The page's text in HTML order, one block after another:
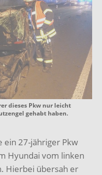
dieses Pkw nur leicht
gehabt haben.
ein 27-jähriger Pkw
Hyundai vom linken
Hierbei übersah er